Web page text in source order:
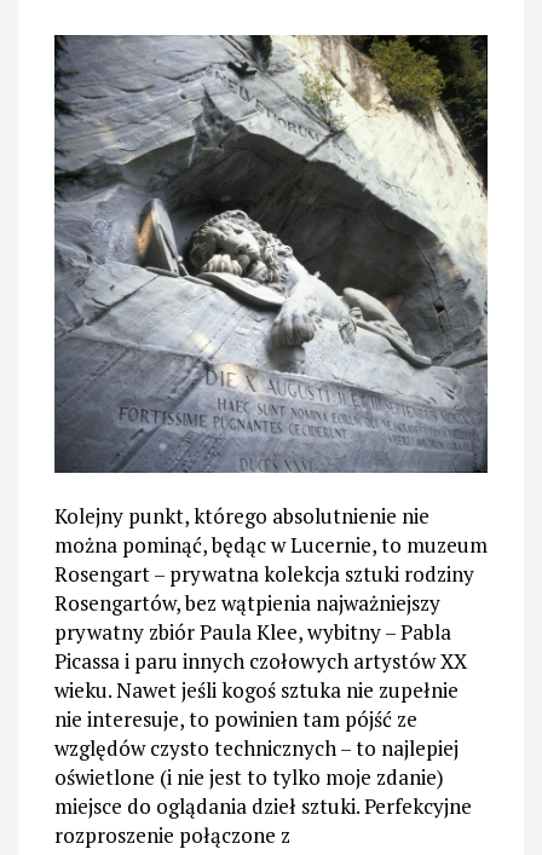
Kolejny punkt, którego absolutnienie nie
można pominąć, będąc w Lucernie, to muzeum
Rosengart – prywatna kolekcja sztuki rodziny
Rosengartów, bez wątpienia najważniejszy
prywatny zbiór Paula Klee, wybitny – Pabla
Picassa i paru innych czołowych artystów XX
wieku. Nawet jeśli kogoś sztuka nie zupełnie
nie interesuje, to powinien tam pójść ze
względów czysto technicznych – to najlepiej
oświetlone (i nie jest to tylko moje zdanie)
miejsce do oglądania dzieł sztuki. Perfekcyjne
rozproszenie połączone z